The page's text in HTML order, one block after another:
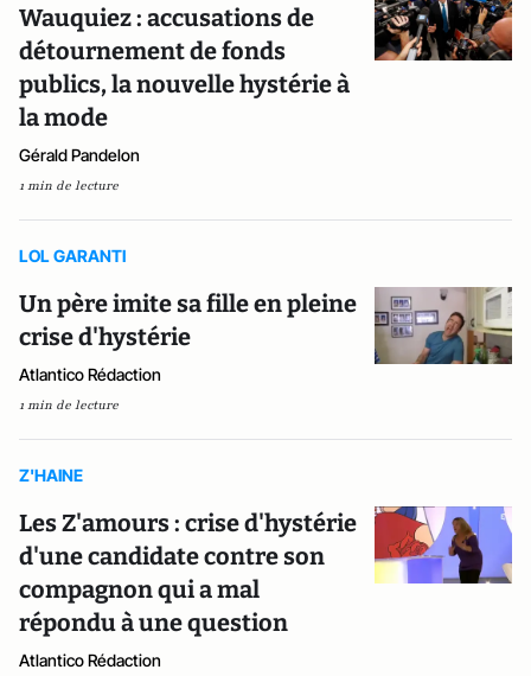
Wauquiez : accusations de
détournement de fonds
publics, la nouvelle hystérie à
la mode
Gérald Pandelon
1 min de lecture
LOL GARANTI
Un père imite sa fille en pleine
crise d'hystérie
Atlantico Rédaction
1 min de lecture
Z'HAINE
Les Z'amours : crise d'hystérie
d'une candidate contre son
compagnon qui a mal
répondu à une question
Atlantico Rédaction